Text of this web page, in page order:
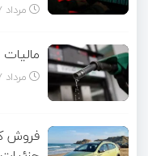
مرداد ۱۷, ۱۴۰۵
مرداد ۱۷, ۱۴۰۵